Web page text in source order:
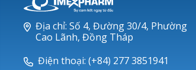
Ticarlinat®
Zobacta®
Địa chỉ: Số 4, Đường 30/4, Phường
Cao Lãnh, Đồng Tháp
Điện thoại: (+84) 277 3851941